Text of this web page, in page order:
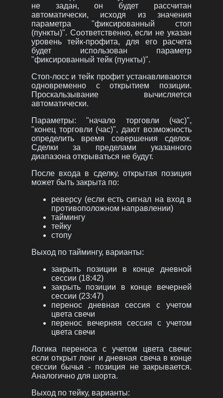
не задан, он будет рассчитан
автоматически, исходя из значения
параметра "фиксированный стоп
(пункты)". Соответственно, если не указан
уровень тейк-профита, для его расчета
будет использован параметр
"фиксированный тейк (пункты)".
Стоп-лосс и тейк профит устанавливаются
одновременно с открытием позиции.
Проскальзывание вычисляется
автоматически.
Параметры: "начало торговли (час)",
"конец торговли (час)", дают возможность
определить время совершения сделок.
Сделки за пределами указанного
диапазона открываться не будут.
После входа в сделку, открытая позиция
может быть закрыта по:
реверсу (если есть сигнал на вход в
противоположном направлении)
таймингу
тейку
стопу
Выход по таймингу, варианты:
закрыть позиции в конце дневной
сессии (18:42)
закрыть позиции в конце вечерней
сессии (23:47)
перенос дневная сессия с учетом
цвета свечи
перенос вечерняя сессия с учетом
цвета свечи
Логика переноса с учетом цвета свечи:
если открыт лонг и дневная свеча в конце
сессии бычья - позиция не закрывается.
Аналогично для шорта.
Выход по тейку, варианты: